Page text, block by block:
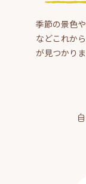
季節の景色
などこれか
が見つかり